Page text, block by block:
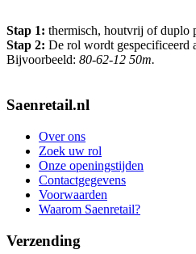
Stap 1: thermisch, houtvrij of duplo
Stap 2: De rol wordt gespecificeerd
Bijvoorbeeld: 80-62-12 50m.
Saenretail.nl
Over ons
Zoek uw rol
Onze openingstijden
Contactgegevens
Voorwaarden
Waarom Saenretail?
Verzending